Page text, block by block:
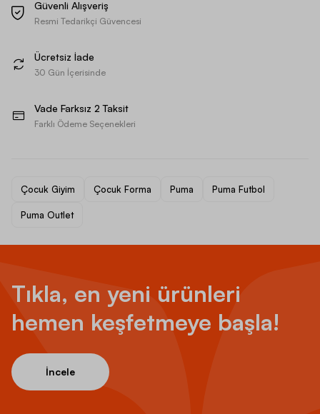
Güvenli Alışveriş
Resmi Tedarikçi Güvencesi
Ücretsiz İade
30 Gün İçerisinde
Vade Farksız 2 Taksit
Farklı Ödeme Seçenekleri
Çocuk Giyim Çocuk Forma Puma Puma Futbol
Puma Outlet
Tıkla, en yeni ürünleri
hemen keşfetmeye başla!
İncele